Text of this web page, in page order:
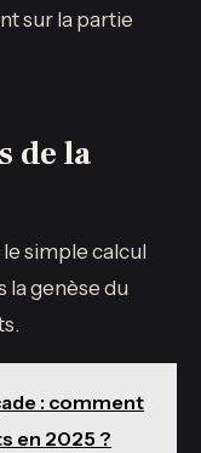
sur la partie
de la
simple calcul
la genèse du
: comment
en 2025 ?